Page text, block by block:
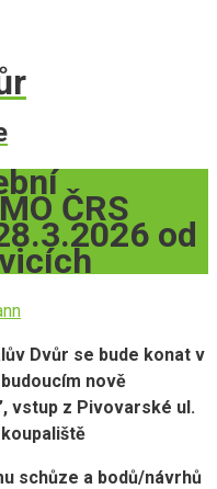
ČRS
od
Dvůr se bude konat v
nově
vstup z Pivovarské ul.
schůze a bodů/návrhů